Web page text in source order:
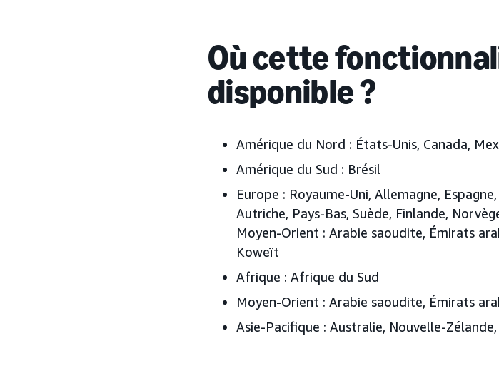
Où cette
disponible ?
Amérique du Nord : États-Unis, Canada,
Amérique du Sud : Brésil
Europe : Royaume-Uni, Allemagne,
Autriche, Pays-Bas, Suède, Finlande,
Moyen-Orient : Arabie saoudite, Émirats
Koweït
Afrique : Afrique du Sud
Moyen-Orient : Arabie saoudite, Émirats
Asie-Pacifique : Australie, Nouvelle-